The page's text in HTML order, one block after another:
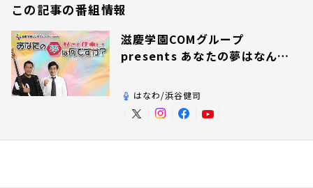
この記事の番組情報
滋慶学園COMグループ
presents あなたの夢はなんで
はなわ/浜谷健司